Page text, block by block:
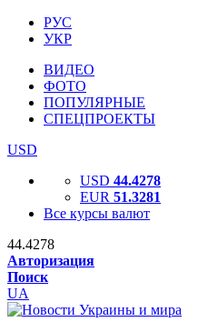
РУС
УКР
ВИДЕО
ФОТО
ПОПУЛЯРНЫЕ
СПЕЦПРОЕКТЫ
USD
USD 44.4278
EUR 51.3281
Все курсы валют
44.4278
Авторизация
Поиск
UA